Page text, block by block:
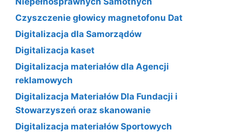
Czyszczenie głowicy magnetofonu Dat
Digitalizacja dla Samorządów
Digitalizacja kaset
Digitalizacja materiałów dla Agencji
reklamowych
Digitalizacja Materiałów Dla Fundacji i
Stowarzyszeń oraz skanowanie
Digitalizacja materiałów Sportowych